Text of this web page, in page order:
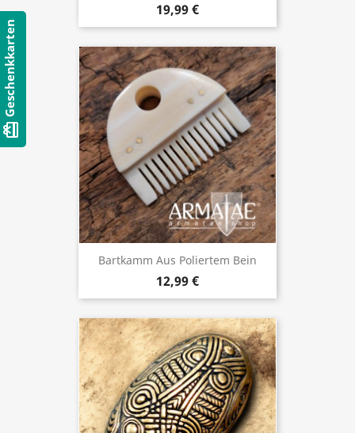
19,99 €
Bartkamm Aus Poliertem Bein
12,99 €
card_giftcard
Geschenkkarten